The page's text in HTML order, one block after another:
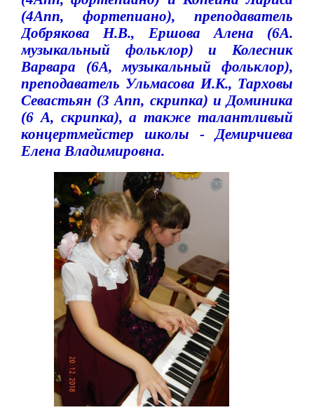
(4Апп, фортепиано), преподаватель
Добрякова Н.В., Ершова Алена (6А.
музыкальный фольклор) и Колесник
Варвара (6А, музыкальный фольклор),
преподаватель Ульмасова И.К., Тарховы
Севастьян (3 Апп, скрипка) и Доминика
(6 А, скрипка), а также талантливый
концертмейстер школы - Демирчиева
Елена Владимировна.